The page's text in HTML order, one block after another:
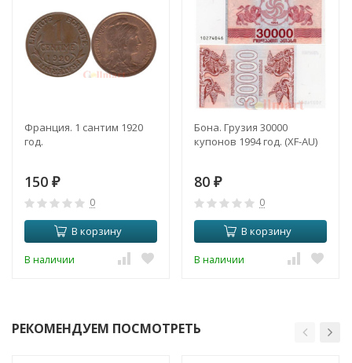
Франция. 1 сантим 1920
год.
150 ₽
0
В корзину
В наличии
Бона. Грузия 30000
купонов 1994 год. (XF-AU)
80 ₽
0
В корзину
В наличии
РЕКОМЕНДУЕМ ПОСМОТРЕТЬ